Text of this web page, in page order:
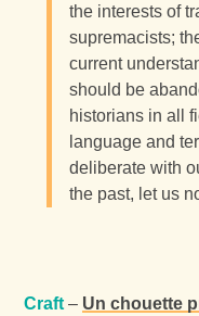
the interests of
supremacists;
current
should be
historians in all
language and
deliberate with
the past, let us
Craft – Un chouette